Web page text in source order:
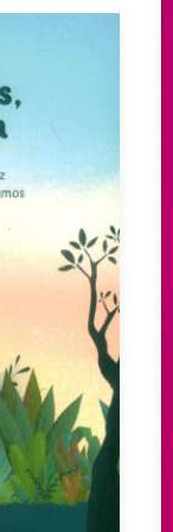
COP $ 70.000